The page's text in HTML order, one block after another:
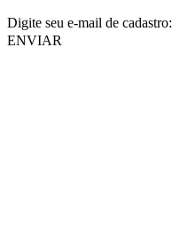
Digite seu e-mail de cadastro:
ENVIAR